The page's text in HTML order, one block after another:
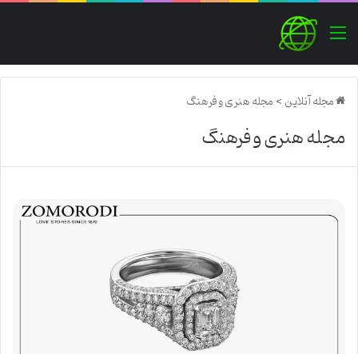
منو
مجله آنلاین>مجله هنری و فرهنگ
مجله هنری و فرهنگ